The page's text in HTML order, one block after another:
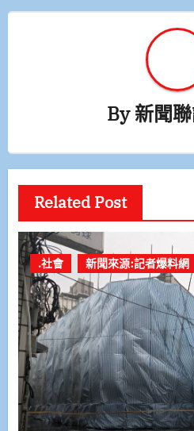
By新聞
Related Post
.社會 新聞來源:記者爆料網